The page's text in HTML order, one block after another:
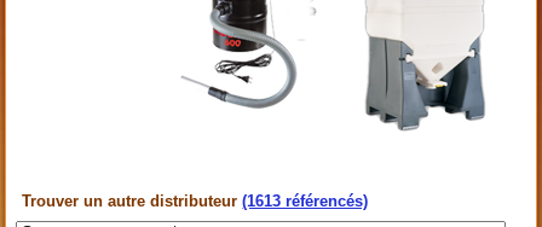
Trouver un autre distributeur(1613 référencés)